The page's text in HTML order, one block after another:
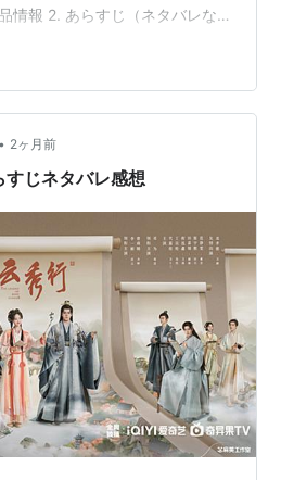
情報 2. あらすじ（ネタバレな
8/10 👴 【おじ度】評価：2/10
10 🌀 【沼度】評価：8/10 ✨
：7/10 🤝 【結末納得度】評価：
らすじ・ネタバレ感想まとめ
の…
• 2ヶ月前
すじネタバレ感想